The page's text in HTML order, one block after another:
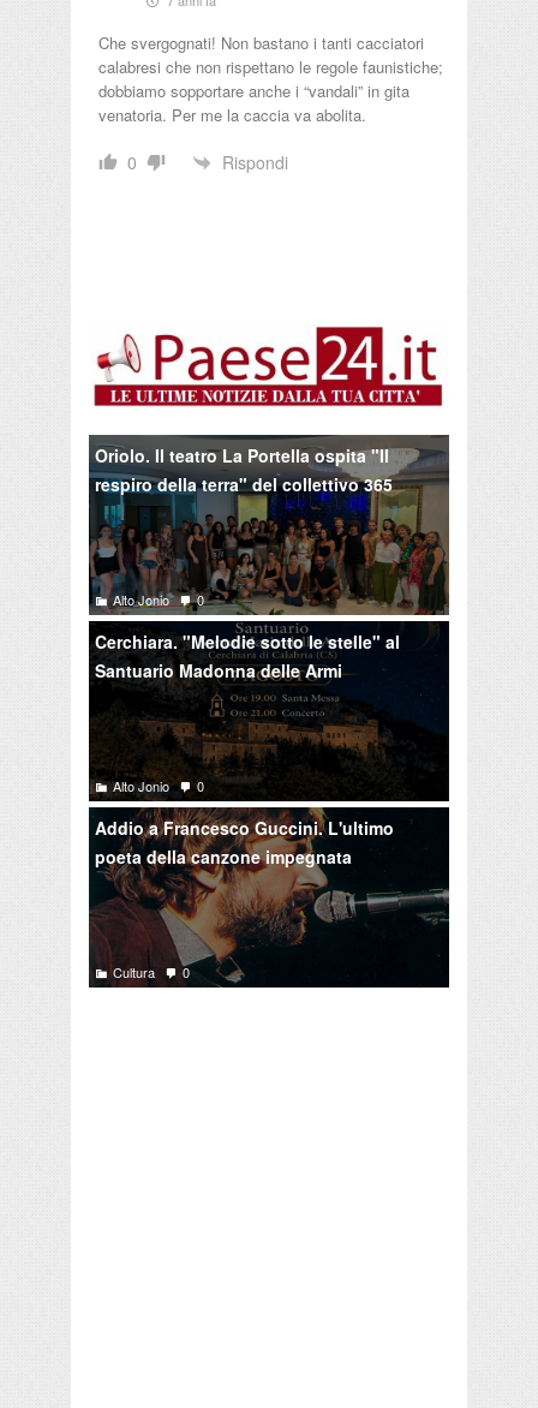
Che svergognati! Non bastano i tanti cacciatori
calabresi che non rispettano le regole faunistiche;
dobbiamo sopportare anche i “vandali” in gita
venatoria. Per me la caccia va abolita.
0 Rispondi
Oriolo. Il teatro La Portella ospita "Il
respiro della terra" del collettivo 365
Alto Jonio 0
Cerchiara. "Melodie sotto le stelle" al
Santuario Madonna delle Armi
Alto Jonio 0
Addio a Francesco Guccini. L'ultimo
poeta della canzone impegnata
Cultura 0